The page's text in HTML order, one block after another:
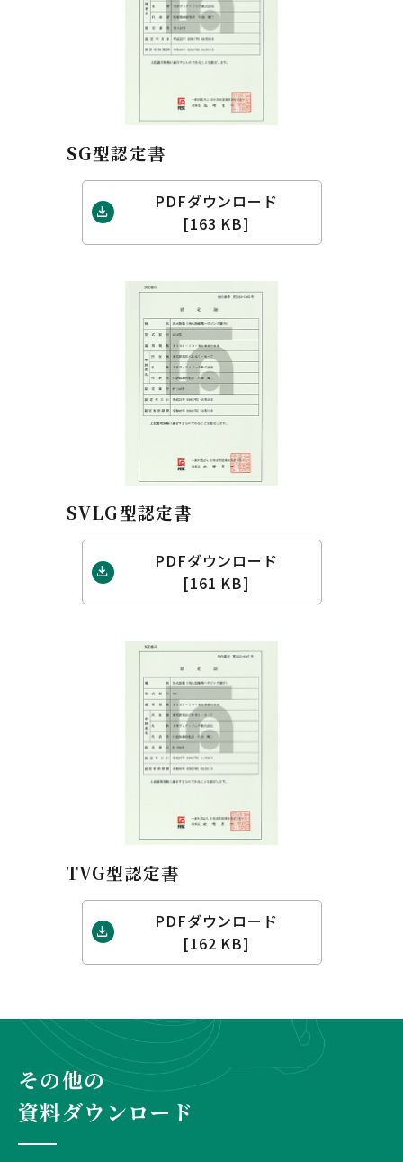
SG型認定書
PDFダウンロード
[163 KB]
SVLG型認定書
PDFダウンロード
[161 KB]
TVG型認定書
PDFダウンロード
[162 KB]
その他の
資料ダウンロード